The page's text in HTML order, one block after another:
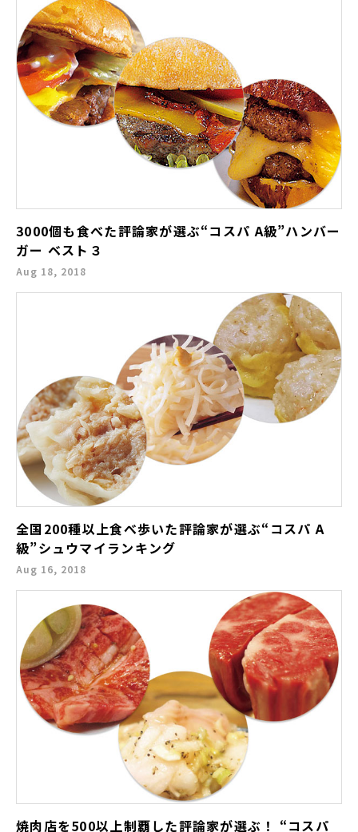
3000個も食べた評論家が選ぶ“コスパ A級”ハンバー
ガー ベスト３
Aug 18, 2018
全国200種以上食べ歩いた評論家が選ぶ“コスパ A
級”シュウマイランキング
Aug 16, 2018
焼肉店を500以上制覇した評論家が選ぶ！ “コスパ